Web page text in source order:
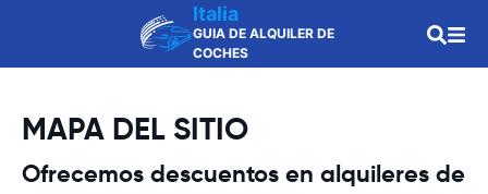
Italia
GUIA DE ALQUILER DE
COCHES
MAPA DEL SITIO
Ofrecemos descuentos en alquileres de